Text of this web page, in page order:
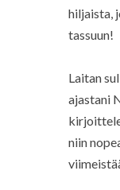
hiljaista,
tassuun!
Laitan
ajastani
niin